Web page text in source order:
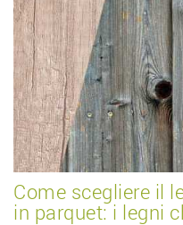
Come scegliere il
in parquet: i legni